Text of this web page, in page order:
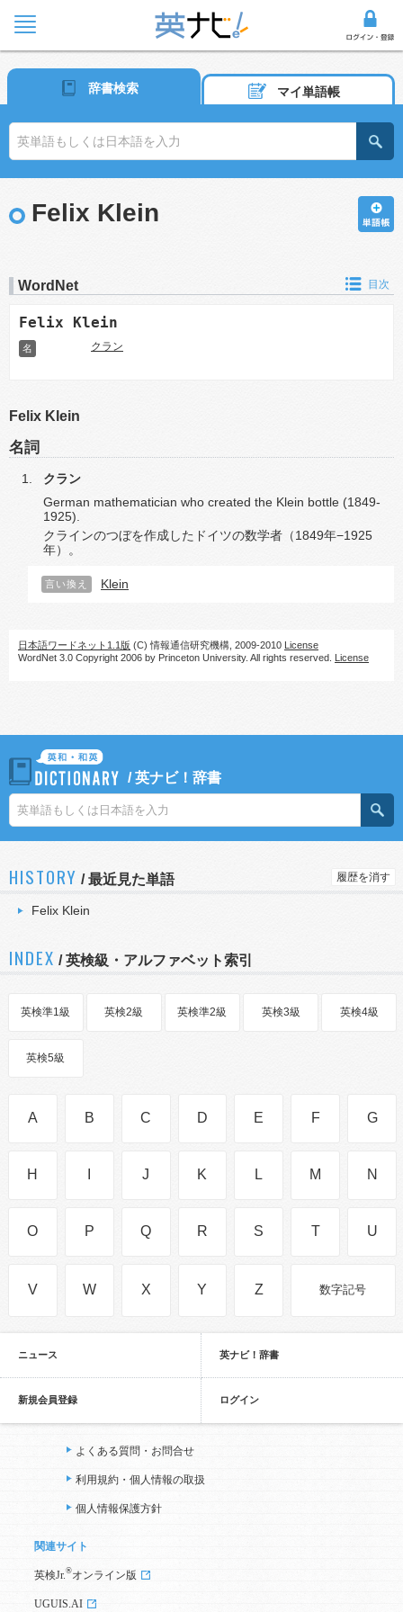
辞書検索 マイ単語帳
Felix Klein
WordNet 目次
Felix Klein
名 クラン
Felix Klein
名詞
クラン
German mathematician who created the Klein bottle (1849-
1925).
クラインのつぼを作成したドイツの数学者（1849年−1925
年）。
言い換え Klein
日本語ワードネット1.1版 (C) 情報通信研究機構, 2009-2010 License
WordNet 3.0 Copyright 2006 by Princeton University. All rights reserved. License
/英ナビ！辞書
HISTORY /最近見た単語 履歴を消す
Felix Klein
INDEX / 英検級・アルファベット索引
英検準1級 英検2級 英検準2級 英検3級 英検4級
英検5級
A B C D E F G
H J K L M N
O P Q R S T U
V W X Y Z 数字記号
ニュース 英ナビ！辞書
新規会員登録 ログイン
よくある質問・お問合せ
利用規約・個人情報の取扱
個人情報保護方針
関連サイト
英検Jr. ®オンライン版
UGUIS.AI